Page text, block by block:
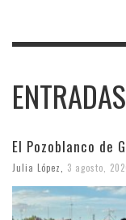
El Pozoblanco de
Julia López 3 agosto,